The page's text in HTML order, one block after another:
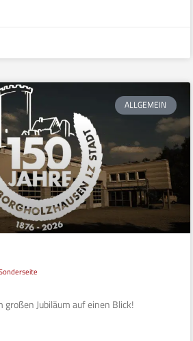
ALLGEMEIN
Jubiläum auf einen Blick!